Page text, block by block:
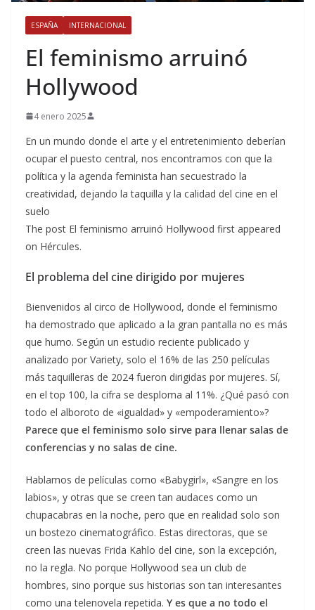
ESPAÑA INTERNACIONAL
El feminismo arruinó
Hollywood
4 enero 2025
En un mundo donde el arte y el entretenimiento deberían
ocupar el puesto central, nos encontramos con que la
política y la agenda feminista han secuestrado la
creatividad, dejando la taquilla y la calidad del cine en el
suelo
The post El feminismo arruinó Hollywood first appeared
on Hércules.
El problema del cine dirigido por mujeres
Bienvenidos al circo de Hollywood, donde el feminismo
ha demostrado que aplicado a la gran pantalla no es más
que humo. Según un estudio reciente publicado y
analizado por Variety, solo el 16% de las 250 películas
más taquilleras de 2024 fueron dirigidas por mujeres. Sí,
en el top 100, la cifra se desploma al 11%. ¿Qué pasó con
todo el alboroto de «igualdad» y «empoderamiento»?
Parece que el feminismo solo sirve para llenar salas de
conferencias y no salas de cine.
Hablamos de películas como «Babygirl», «Sangre en los
labios», y otras que se creen tan audaces como un
chupacabras en la noche, pero que en realidad solo son
un bostezo cinematográfico. Estas directoras, que se
creen las nuevas Frida Kahlo del cine, son la excepción,
no la regla. No porque Hollywood sea un club de
hombres, sino porque sus historias son tan interesantes
como una telenovela repetida. Y es que a no todo el